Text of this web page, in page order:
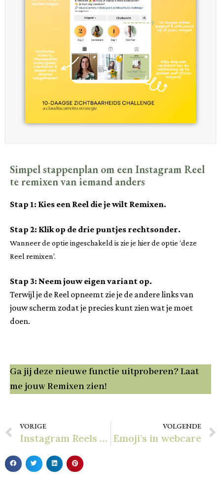
Simpel stappenplan om een Instagram Reel
te remixen van iemand anders
Stap 1: Kies een Reel die je wilt Remixen.
Stap 2: Klik op de drie puntjes rechtsonder.
Wanneer de optie ingeschakeld is zie je hier de optie ‘deze
Reel remixen’.
Stap 3: Neem jouw eigen variant op.
Terwijl je de Reel opneemt zie je de andere links van
jouw scherm zodat je precies kunt zien wat je moet
doen.
Ga jij deze nieuwe functie uitproberen? Laat
me jouw Remixen zien!
VORIGE
Instagram Reels content ideeën
VOLGENDE
Emoji’s in webcare